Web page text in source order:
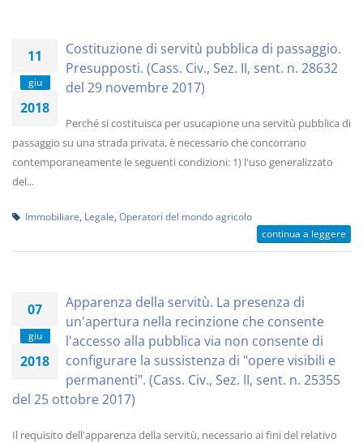
11
giu
2018
Costituzione di servitù pubblica di passaggio.
Presupposti. (Cass. Civ., Sez. II, sent. n. 28632
del 29 novembre 2017)
Perché si costituisca per usucapione una servitù pubblica di
passaggio su una strada privata, è necessario che concorrano
contemporaneamente le seguenti condizioni: 1) l'uso generalizzato
del...
Immobiliare Legale Operatori del mondo agricolo
continua a leggere
07
giu
2018
Apparenza della servitù. La presenza di
un'apertura nella recinzione che consente
l'accesso alla pubblica via non consente di
configurare la sussistenza di "opere visibili e
permanenti". (Cass. Civ., Sez. II, sent. n. 25355
del 25 ottobre 2017)
Il requisito dell'apparenza della servitù, necessario ai fini del relativo